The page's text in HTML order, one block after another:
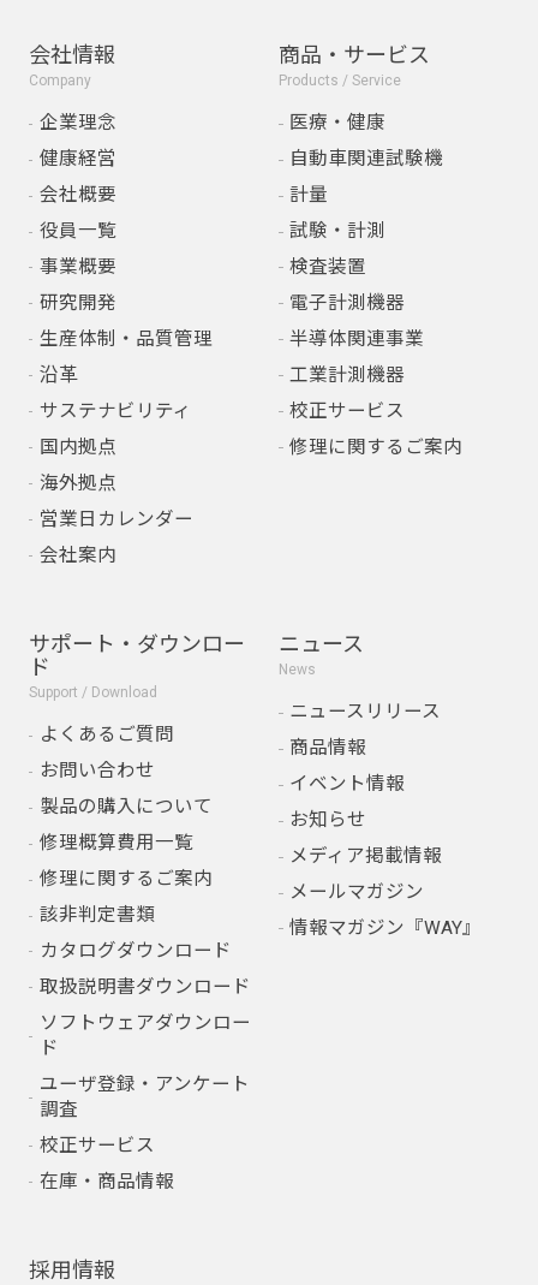
会社情報
Company
企業理念
健康経営
会社概要
役員一覧
事業概要
研究開発
生産体制・品質管理
沿革
サステナビリティ
国内拠点
海外拠点
営業日カレンダー
会社案内
商品・サービス
Products / Service
医療・健康
自動車関連試験機
計量
試験・計測
検査装置
電子計測機器
半導体関連事業
工業計測機器
校正サービス
修理に関するご案内
サポート・ダウンロー
ド
Support / Download
よくあるご質問
お問い合わせ
製品の購入について
修理概算費用一覧
修理に関するご案内
該非判定書類
カタログダウンロード
取扱説明書ダウンロード
ソフトウェアダウンロー
ド
ユーザ登録・アンケート
調査
校正サービス
在庫・商品情報
ニュース
News
ニュースリリース
商品情報
イベント情報
お知らせ
メディア掲載情報
メールマガジン
情報マガジン『WAY』
採用情報